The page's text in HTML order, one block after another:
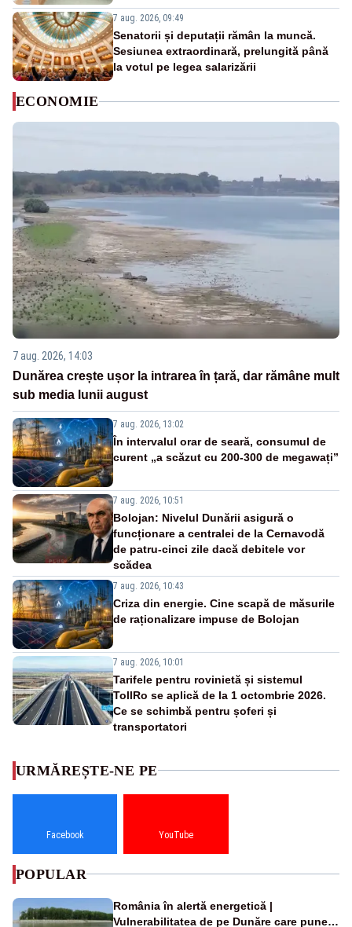
7 aug. 2026, 09:49
Senatorii și deputații rămân la muncă.
Sesiunea extraordinară, prelungită până
la votul pe legea salarizării
ECONOMIE
7 aug. 2026, 14:03
Dunărea crește ușor la intrarea în țară, dar rămâne mult
sub media lunii august
7 aug. 2026, 13:02
În intervalul orar de seară, consumul de
curent „a scăzut cu 200-300 de megawați”
7 aug. 2026, 10:51
Bolojan: Nivelul Dunării asigură o
funcționare a centralei de la Cernavodă
de patru-cinci zile dacă debitele vor
scădea
7 aug. 2026, 10:43
Criza din energie. Cine scapă de măsurile
de raționalizare impuse de Bolojan
7 aug. 2026, 10:01
Tarifele pentru rovinietă și sistemul
TollRo se aplică de la 1 octombrie 2026.
Ce se schimbă pentru șoferi și
transportatori
URMĂREȘTE-NE PE
Facebook YouTube
POPULAR
România în alertă energetică |
Vulnerabilitatea de pe Dunăre care pune